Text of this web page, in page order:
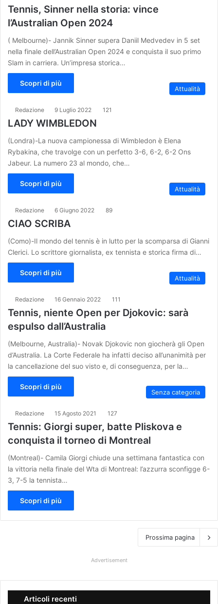
Tennis, Sinner nella storia: vince
l’Australian Open 2024
( Melbourne)- Jannik Sinner supera Daniil Medvedev in 5 set
nella finale dell’Australian Open 2024 e conquista il suo primo
Slam in carriera. Un’impresa storica…
Scopri di più
Attualità
Redazione 9 Luglio 2022 121
LADY WIMBLEDON
(Londra)-La nuova campionessa di Wimbledon è Elena
Rybakina, che travolge con un perfetto 3-6, 6-2, 6-2 Ons
Jabeur. La numero 23 al mondo, che…
Scopri di più
Attualità
Redazione 6 Giugno 2022 89
CIAO SCRIBA
(Como)-Il mondo del tennis è in lutto per la scomparsa di Gianni
Clerici. Lo scrittore giornalista, ex tennista e storica firma di…
Scopri di più
Attualità
Redazione 16 Gennaio 2022 111
Tennis, niente Open per Djokovic: sarà
espulso dall’Australia
(Melbourne, Australia)- Novak Djokovic non giocherà gli Open
d’Australia. La Corte Federale ha infatti deciso all’unanimità per
la cancellazione del suo visto e, di conseguenza, per la…
Scopri di più
Senza categoria
Redazione 15 Agosto 2021 127
Tennis: Giorgi super, batte Pliskova e
conquista il torneo di Montreal
(Montreal)- Camila Giorgi chiude una settimana fantastica con
la vittoria nella finale del Wta di Montreal: l’azzurra sconfigge 6-
3, 7-5 la tennista…
Scopri di più
Prossima pagina
Advertisement
Articoli recenti